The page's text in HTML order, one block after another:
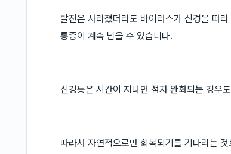
발진은 사라졌더라도 바이러스가 신경을 따
통증이 계속 남을 수 있습니다.
신경통은 시간이 지나면 점차 완화되는 경우
따라서 자연적으로만 회복되기를 기다리는